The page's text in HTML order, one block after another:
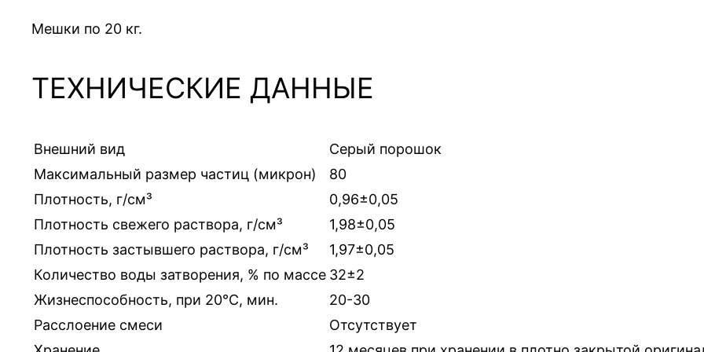
Мешки по 20 кг.
ТЕХНИЧЕСКИЕ ДАННЫЕ
Внешний вид
Серый порошок
Максимальный размер частиц (микрон)
80
Плотность, г/см³
0,96±0,05
Плотность свежего раствора, г/см³
1,98±0,05
Плотность застывшего раствора, г/см³
1,97±0,05
Количество воды затворения, % по массе 32±2
Жизнеспособность, при 20°С, мин.
20-30
Расслоение смеси
Отсутствует